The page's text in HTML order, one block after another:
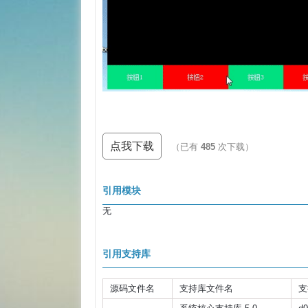
点我下载 （已有 485 次下载）
引用模块
无
引用支持库
源码文件名 支持库文件名